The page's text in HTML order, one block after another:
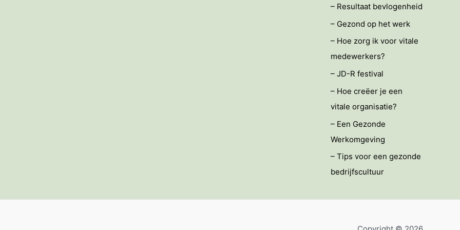
– Resultaat bevlogenheid
– Gezond op het werk
– Hoe zorg ik voor vitale
medewerkers?
– JD-R festival
– Hoe creëer je een
vitale organisatie?
– Een Gezonde
Werkomgeving
– Tips voor een gezonde
bedrijfscultuur